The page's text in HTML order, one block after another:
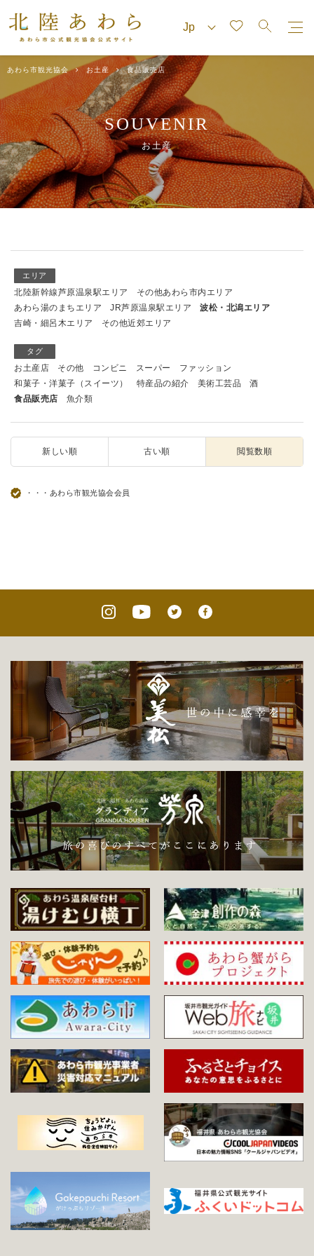
あわら市観光協会 お土産 食品販売店
SOUVENIR
お土産
エリア
北陸新幹線芦原温泉駅エリア
その他あわら市内エリア
あわら湯のまちエリア
JR芦原温泉駅エリア
波松・北潟エリア
吉崎・細呂木エリア
その他近郊エリア
タグ
お土産店 その他 コンビニ スーパー
ファッション
和菓子・洋菓子（スイーツ）
特産品の紹介 美術工芸品
酒
食品販売店
魚介類
新しい順 古い順 閲覧数順
・・・あわら市観光協会会員